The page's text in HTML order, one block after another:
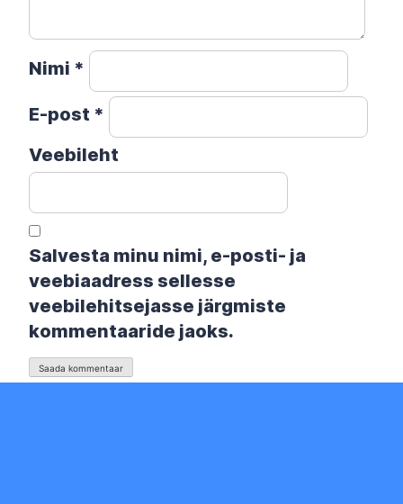
Nimi *
E-post *
Veebileht
Salvesta minu nimi, e-posti- ja
veebiaadress sellesse
veebilehitsejasse järgmiste
kommentaaride jaoks.